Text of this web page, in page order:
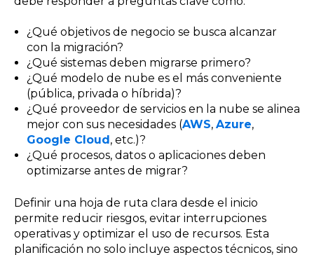
¿Qué objetivos de negocio se busca alcanzar
con la migración?
¿Qué sistemas deben migrarse primero?
¿Qué modelo de nube es el más conveniente
(pública, privada o híbrida)?
¿Qué proveedor de servicios en la nube se alinea
mejor con sus necesidades (AWS, Azure,
Google Cloud , etc.)?
¿Qué procesos, datos o aplicaciones deben
optimizarse antes de migrar?
Definir una hoja de ruta clara desde el inicio
permite reducir riesgos, evitar interrupciones
operativas y optimizar el uso de recursos. Esta
planificación no solo incluye aspectos técnicos, sino